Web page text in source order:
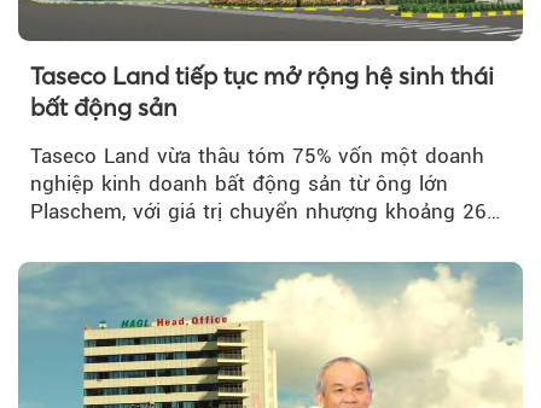
Taseco Land tiếp tục mở rộng hệ sinh thái
bất động sản
Taseco Land vừa thâu tóm 75% vốn một doanh
nghiệp kinh doanh bất động sản từ ông lớn
Plaschem, với giá trị chuyển nhượng khoảng 262